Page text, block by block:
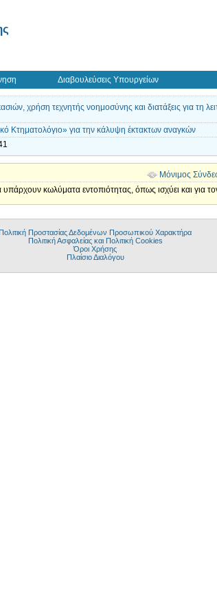
Διαβουλεύσεις Υπουργείων
χρήση τεχνητής νοημοσύνης και διατάξεις για τη
για την κάλυψη έκτακτων αναγκών
Μόνιμος
κωλύματα εντοπιότητας, όπως ισχύει και για
Πολιτική Προστασίας Δεδομένων Προσωπικού Χαρακτήρα
Πολιτική Ασφαλείας και Πολιτική Cookies
Όροι Χρήσης
Πλαίσιο Διαλόγου